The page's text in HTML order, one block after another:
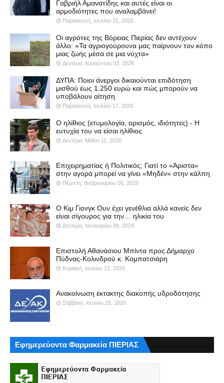
Γαβριήλ Αμανατίδης και αυτές είναι οι
αρμοδιότητες που αναλαμβάνει!
Παρασκευή, Ιουλίου 31, 2026
Οι αγρότες της Βόρειας Πιερίας δεν αντέχουν
άλλο: «Τα αγριογούρουνα μας παίρνουν τον κόπο
μιας ζωής μέσα σε μια νύχτα»
Δευτέρα, Αυγούστου 03, 2026
ΔΥΠΑ: Ποιοι άνεργοι δικαιούνται επιδότηση
μισθού έως 1.250 ευρώ και πώς μπορούν να
υποβάλουν αίτηση
Παρασκευή, Ιουλίου 17, 2026
Ο ηλίθιος (ετυμολογία, ορισμός, ιδιότητες) - Η
ευτυχία του να είσαι ηλίθιος
Δευτέρα, Μαΐου 11, 2026
Επιχειρηματίας ή Πολιτικός; Γιατί το «Άριστα»
στην αγορά μπορεί να γίνει «Μηδέν» στην κάλπη
Πέμπτη, Φεβρουαρίου 05, 2026
Ο Κιμ Γιονγκ Ουν έχει γενέθλια αλλά κανείς δεν
είναι σίγουρος για την… ηλικία του
Δευτέρα, Ιανουαρίου 08, 2024
Επιστολή Αθανάσιου Μπίντα προς Δήμαρχο
Πύδνας-Κολινδρού κ. Κομπατσιάρη
Κυριακή, Ιουλίου 12, 2026
Ανακοίνωση έκτακτης διακοπής υδροδότησης
Σάββατο, Ιουλίου 25, 2026
Εφημερεύοντα Φαρμακεία ΠΙΕΡΙΑΣ